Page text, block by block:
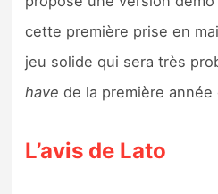
cette première prise en
jeu solide qui sera très
have de la première
L’avis de Lato